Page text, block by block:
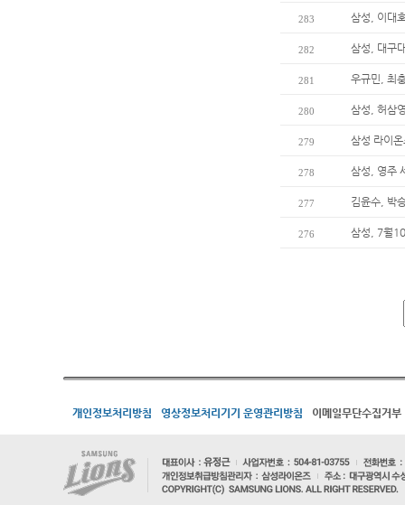
283 삼성, 이대
282 삼성, 대구
281 우규민, 최
280 삼성, 허삼
279 삼성 라이온
278 삼성, 영주
277 김윤수, 박
276 삼성, 7월10
개인정보처리방침 영상정보처리기기 운영관리방침 이메일무단수집거부